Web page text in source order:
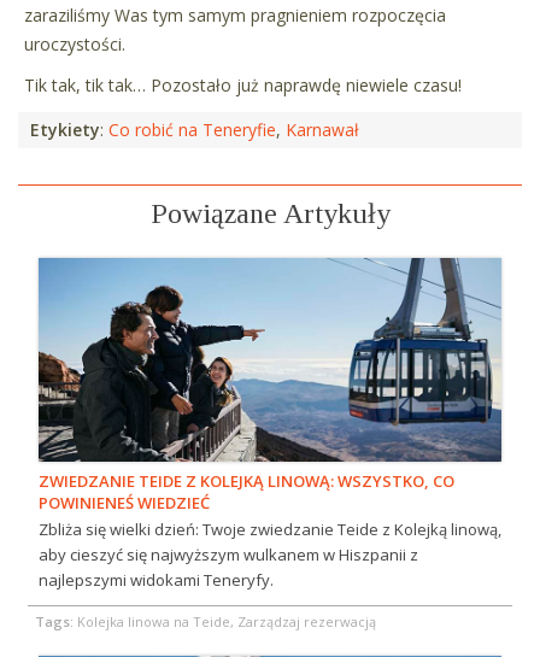
zaraziliśmy Was tym samym pragnieniem rozpoczęcia
uroczystości.
Tik tak, tik tak… Pozostało już naprawdę niewiele czasu!
Etykiety: Co robić na Teneryfie, Karnawał
Powiązane Artykuły
ZWIEDZANIE TEIDE Z KOLEJKĄ LINOWĄ: WSZYSTKO, CO
POWINIENEŚ WIEDZIEĆ
Zbliża się wielki dzień: Twoje zwiedzanie Teide z Kolejką linową,
aby cieszyć się najwyższym wulkanem w Hiszpanii z
najlepszymi widokami Teneryfy.
Tags: Kolejka linowa na Teide, Zarządzaj rezerwacją